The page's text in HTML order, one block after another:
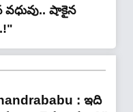
వ‌ధువు.. షాకైన
: ఇది